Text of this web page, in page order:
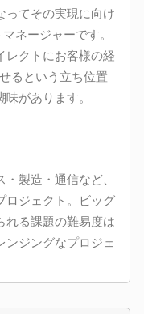
ってその実現に向け
ネージャーです。
レクトにお客様の経
るという立ち位置
があります。
製造・通信など、
ロジェクト。ビッグ
れる課題の難易度は
ンジングなプロジェ